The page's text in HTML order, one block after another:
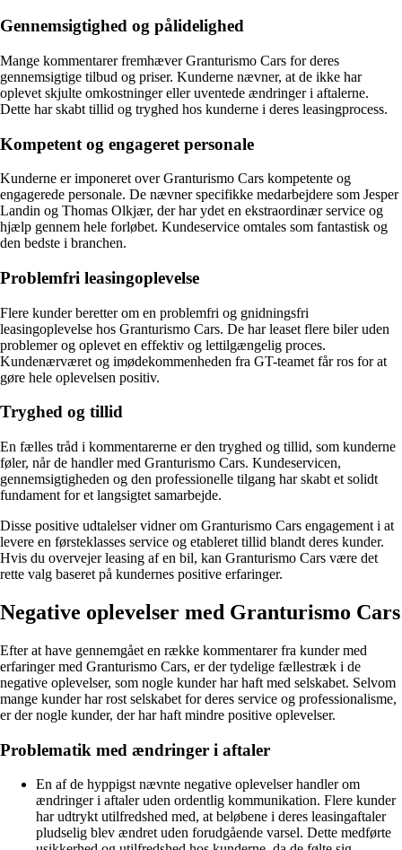
Gennemsigtighed og pålidelighed
Mange kommentarer fremhæver Granturismo Cars for deres
gennemsigtige tilbud og priser. Kunderne nævner, at de ikke har
oplevet skjulte omkostninger eller uventede ændringer i aftalerne.
Dette har skabt tillid og tryghed hos kunderne i deres leasingprocess.
Kompetent og engageret personale
Kunderne er imponeret over Granturismo Cars kompetente og
engagerede personale. De nævner specifikke medarbejdere som Jesper
Landin og Thomas Olkjær, der har ydet en ekstraordinær service og
hjælp gennem hele forløbet. Kundeservice omtales som fantastisk og
den bedste i branchen.
Problemfri leasingoplevelse
Flere kunder beretter om en problemfri og gnidningsfri
leasingoplevelse hos Granturismo Cars. De har leaset flere biler uden
problemer og oplevet en effektiv og lettilgængelig proces.
Kundenærværet og imødekommenheden fra GT-teamet får ros for at
gøre hele oplevelsen positiv.
Tryghed og tillid
En fælles tråd i kommentarerne er den tryghed og tillid, som kunderne
føler, når de handler med Granturismo Cars. Kundeservicen,
gennemsigtigheden og den professionelle tilgang har skabt et solidt
fundament for et langsigtet samarbejde.
Disse positive udtalelser vidner om Granturismo Cars engagement i at
levere en førsteklasses service og etableret tillid blandt deres kunder.
Hvis du overvejer leasing af en bil, kan Granturismo Cars være det
rette valg baseret på kundernes positive erfaringer.
Negative oplevelser med Granturismo Cars
Efter at have gennemgået en række kommentarer fra kunder med
erfaringer med Granturismo Cars, er der tydelige fællestræk i de
negative oplevelser, som nogle kunder har haft med selskabet. Selvom
mange kunder har rost selskabet for deres service og professionalisme,
er der nogle kunder, der har haft mindre positive oplevelser.
Problematik med ændringer i aftaler
En af de hyppigst nævnte negative oplevelser handler om
ændringer i aftaler uden ordentlig kommunikation. Flere kunder
har udtrykt utilfredshed med, at beløbene i deres leasingaftaler
pludselig blev ændret uden forudgående varsel. Dette medførte